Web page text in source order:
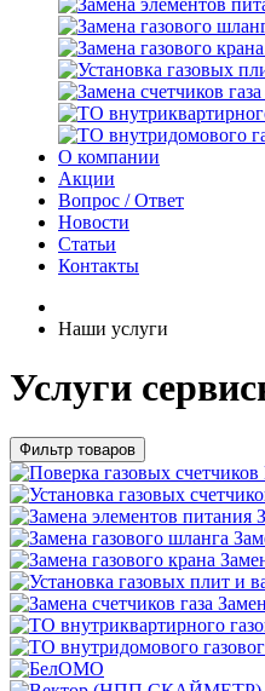
О компании
Акции
Вопрос / Ответ
Новости
Статьи
Контакты
Наши услуги
Услуги
Фильтр товаров